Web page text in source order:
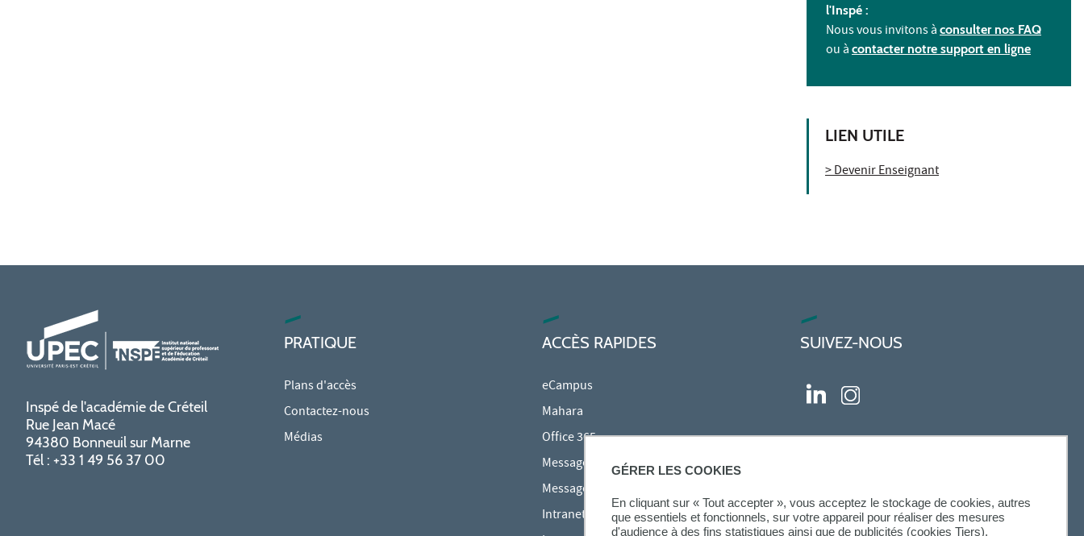
GÉRER LES COOKIES
En cliquant sur « Tout accepter », vous acceptez le stockage de cookies, autres
que essentiels et fonctionnels, sur votre appareil pour réaliser des mesures
d'audience à des fins statistiques ainsi que de publicités (cookies Tiers).
l'Inspé :
Nous vous invitons à consulter nos FAQ
ou à contacter notre support en ligne
LIEN UTILE
> Devenir Enseignant
Inspé de l'académie de Créteil
Rue Jean Macé
94380 Bonneuil sur Marne
Tél : +33 1 49 56 37 00
PRATIQUE
Plans d'accès
Contactez-nous
Médias
ACCÈS RAPIDES
eCampus
Mahara
Office 365
Messagerie des étudiants
Messagerie des personnels
Intranet Inspé
SUIVEZ-NOUS